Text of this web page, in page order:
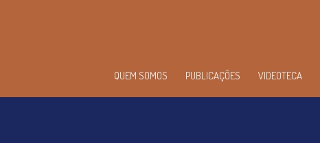
QUEM SOMOS PUBLICAÇÕES VIDEOTECA